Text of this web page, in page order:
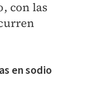
con las
en sodio